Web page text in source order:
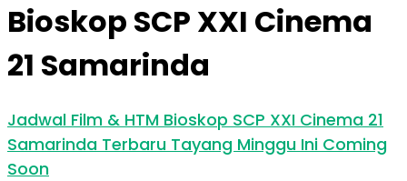
Bioskop SCP XXI Cinema
21 Samarinda
Jadwal Film & HTM Bioskop SCP XXI Cinema 21
Samarinda Terbaru Tayang Minggu Ini Coming
Soon